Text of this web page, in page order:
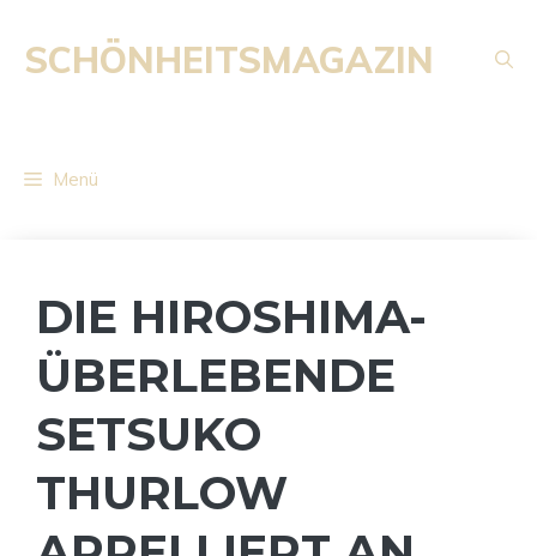
Inhalt
springen
SCHÖNHEITSMAGAZIN
Menü
DIE HIROSHIMA-
ÜBERLEBENDE
SETSUKO
THURLOW